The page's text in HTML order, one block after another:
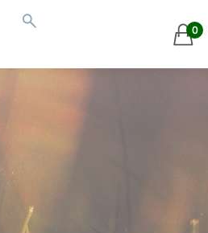
0